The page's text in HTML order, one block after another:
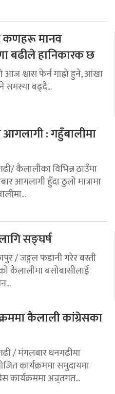
कणहरू मानव
बढीले हानिकारक छ
आज श्वास फेर्न गाह्रो हुने, आंखा
समस्या बढ्दै...
आगलागी : गहुँबालीमा
कैलालीका विभिन्न ठाउँमा
आगलागी हुँदा ठुलो मात्रामा
सङ्घर्ष
/ जङ्गल फडानी गरेर बस्ती
कैलालीमा बसोबासीलाई
कैलाली कांग्रेसका
/ मंगलबार धनगढीमा
कार्यक्रममा समुदायमा
कार्यक्रममा अन्र्तगत...